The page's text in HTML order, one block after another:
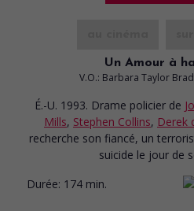
Un Amour à
V.O.: Barbara Taylor
É.-U. 1993. Drame policier de
Mills, Stephen Collins, Derek
recherche son fiancé, un
suicide le jour de
Durée: 174 min.